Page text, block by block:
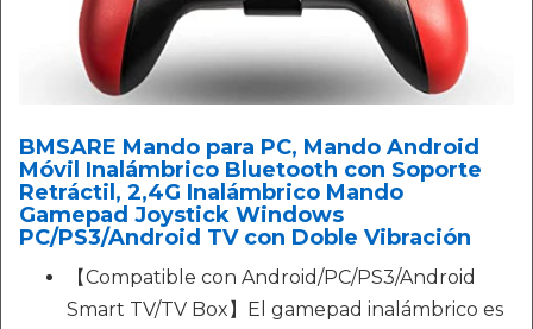
BMSARE Mando para PC, Mando Android
Móvil Inalámbrico Bluetooth con Soporte
Retráctil, 2,4G Inalámbrico Mando
Gamepad Joystick Windows
PC/PS3/Android TV con Doble Vibración
【Compatible con Android/PC/PS3/Android
Smart TV/TV Box】El gamepad inalámbrico es